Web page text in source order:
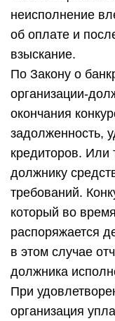
неисполнение
об оплате и
взыскание.
По Закону о
организации-
окончания
задолженность,
кредиторов. Или
должнику
требований.
который во
распоряжается
в этом случае
должника
При
организация